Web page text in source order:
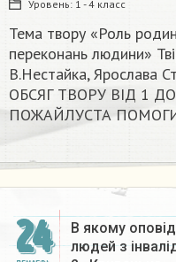
Уровень: 1 - 4 класс
Тема твору «Роль
переконань людини»
В.Нестайка, Ярослава
ОБСЯГ ТВОРУ ВІД 1
ПОЖАЙЛУСТА
24
В якому
людей з